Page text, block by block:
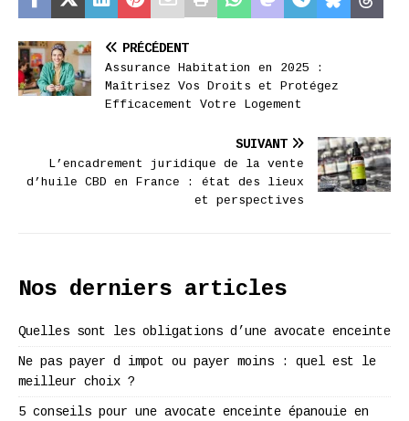
PRÉCÉDENT
Assurance Habitation en 2025 :
Maîtrisez Vos Droits et Protégez
Efficacement Votre Logement
SUIVANT
L’encadrement juridique de la vente
d’huile CBD en France : état des lieux
et perspectives
Nos derniers articles
Quelles sont les obligations d’une avocate enceinte
Ne pas payer d impot ou payer moins : quel est le
meilleur choix ?
5 conseils pour une avocate enceinte épanouie en